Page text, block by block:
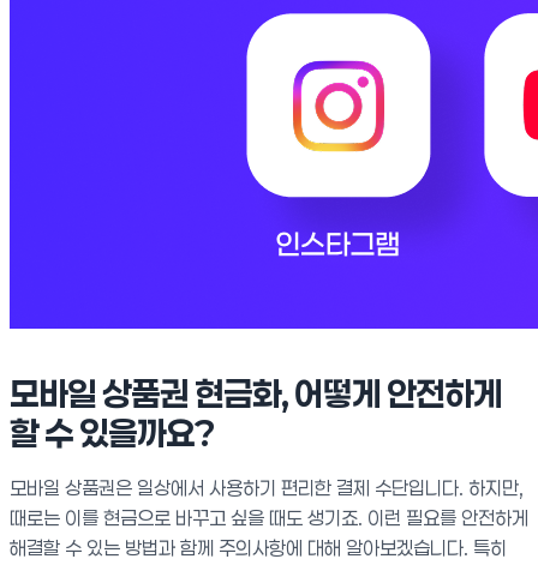
모바일 상품권 현금화, 어떻게 안전하게
할 수 있을까요?
모바일 상품권은 일상에서 사용하기 편리한 결제 수단입니다. 하지만,
때로는 이를 현금으로 바꾸고 싶을 때도 생기죠. 이런 필요를 안전하게
해결할 수 있는 방법과 함께 주의사항에 대해 알아보겠습니다. 특히